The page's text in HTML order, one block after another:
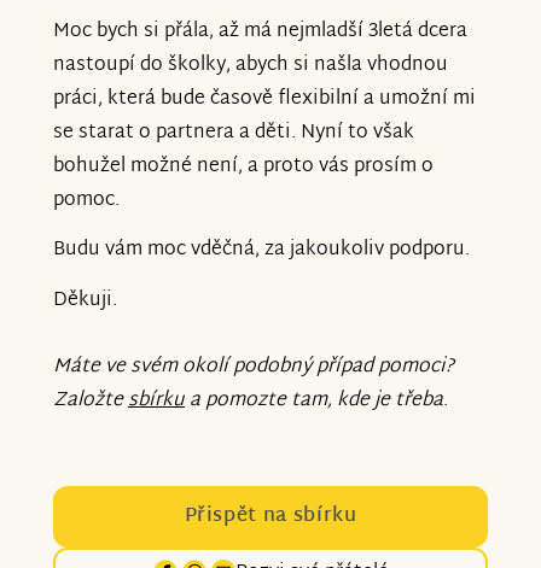
Moc bych si přála, až má nejmladší 3letá dcera
nastoupí do školky, abych si našla vhodnou
práci, která bude časově flexibilní a umožní mi
se starat o partnera a děti. Nyní to však
bohužel možné není, a proto vás prosím o
pomoc.
Budu vám moc vděčná, za jakoukoliv podporu.
Děkuji.
Máte ve svém okolí podobný případ pomoci?
Založtesbírkua pomozte tam, kde je třeba.
Přispět na sbírku